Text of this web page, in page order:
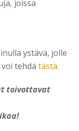
joissa
ystävä, jolle
voi tehdätästä.
toivottavat